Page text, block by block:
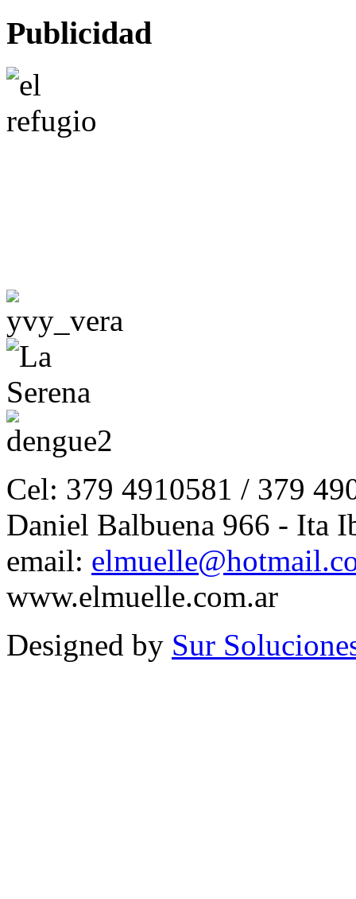
Publicidad
Cel: 379 4910581 / 379
Daniel Balbuena 966 - Ita
email:
www.elmuelle.com.ar
Designed by Sur